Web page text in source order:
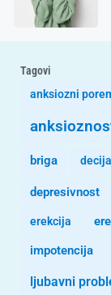
Tagovi
anksiozni
briga
depresivnost
erekcija
impotencija
ljubavni